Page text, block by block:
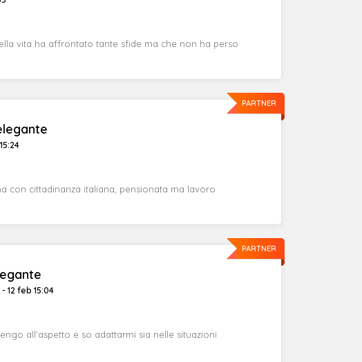
vita ha affrontato tante sfide ma che non ha perso
PARTNER
con cittadinanza italiana, pensionata ma lavoro
PARTNER
12 feb 15:04
all’aspetto e so adattarmi sia nelle situazioni